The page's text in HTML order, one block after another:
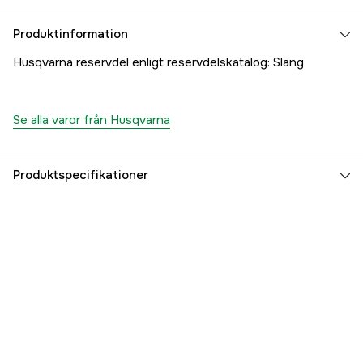
Produktinformation
Husqvarna reservdel enligt reservdelskatalog: Slang
Se alla varor från Husqvarna
Produktspecifikationer